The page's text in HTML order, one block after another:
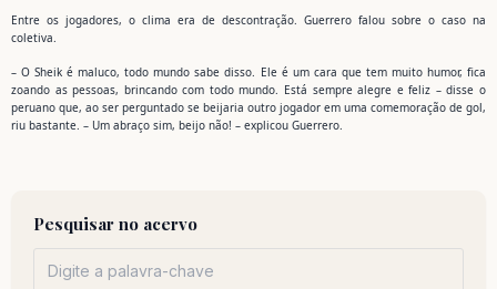
Entre os jogadores, o clima era de descontração. Guerrero falou sobre o caso na
coletiva.
– O Sheik é maluco, todo mundo sabe disso. Ele é um cara que tem muito humor, fica
zoando as pessoas, brincando com todo mundo. Está sempre alegre e feliz – disse o
peruano que, ao ser perguntado se beijaria outro jogador em uma comemoração de gol,
riu bastante. – Um abraço sim, beijo não! – explicou Guerrero.
Pesquisar no acervo